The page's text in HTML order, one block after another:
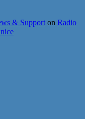
& Support on Radio